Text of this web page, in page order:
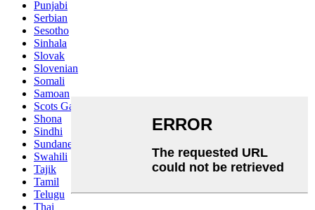
Punjabi
Serbian
Sesotho
Sinhala
Slovak
Slovenian
Somali
Samoan
Scots Gaelic
Shona
Sindhi
Sundanese
Swahili
Tajik
Tamil
Telugu
Thai